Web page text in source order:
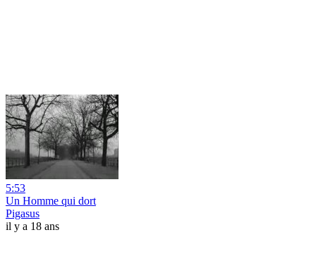
5:53
Un Homme qui dort
Pigasus
il y a 18 ans